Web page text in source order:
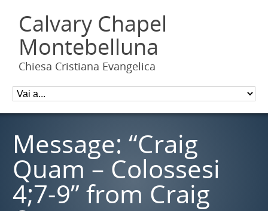
Calvary Chapel
Montebelluna
Chiesa Cristiana Evangelica
Message: “Craig
Quam – Colossesi
4;7-9” from Craig